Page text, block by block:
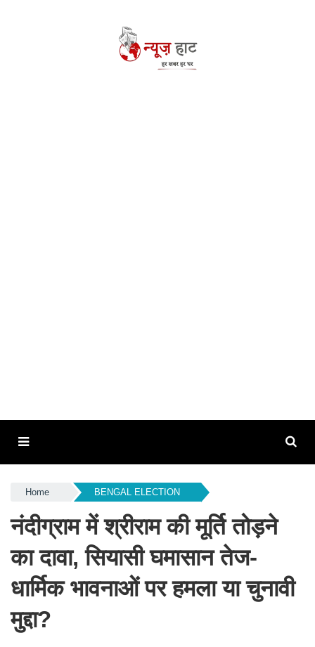
Home BENGAL ELECTION
नंदीग्राम में श्रीराम की मूर्ति तोड़ने
का दावा, सियासी घमासान तेज-
धार्मिक भावनाओं पर हमला या चुनावी
मुद्दा?